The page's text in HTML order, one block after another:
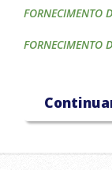
FORNECIMENTO
FORNECIMENTO
FORNECIMENTO
FORNECIMENTO